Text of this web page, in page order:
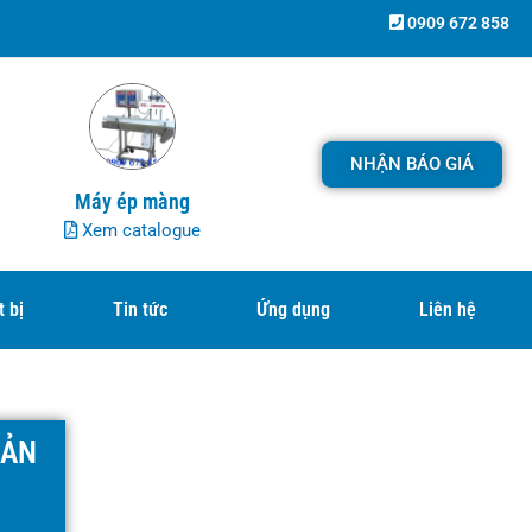
0909 672 858
Máy ép màng
Xem catalogue
NHẬN BÁO GIÁ
bị Tin tức Ứng dụng Liên hệ